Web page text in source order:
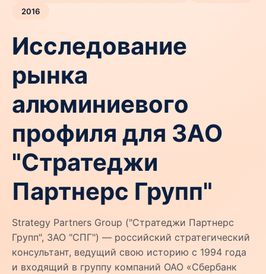
2016
Исследование
рынка
алюминиевого
профиля для ЗАО
"Стратеджи
Партнерс Групп"
Strategy Partners Group ("Стратеджи Партнерс
Групп", ЗАО "СПГ") — российский стратегический
консультант, ведущий свою историю с 1994 года
и входящий в группу компаний ОАО «Сбербанк